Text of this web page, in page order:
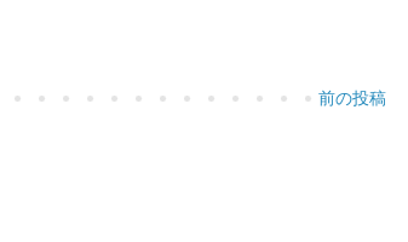
前の投稿